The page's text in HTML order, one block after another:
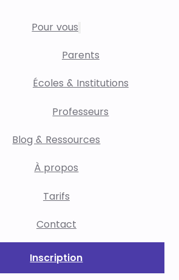
Pour vous
Parents
Écoles & Institutions
Professeurs
Blog & Ressources
À propos
Tarifs
Contact
Inscription